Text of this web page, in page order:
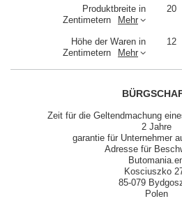
Produktbreite in
Zentimetern
Mehr
20
Höhe der Waren in
Zentimetern
Mehr
12
Zeit für die Geltendmachung
2 Jahre
garantie für Unternehmer
Adresse für
Kosciuszko
85-079
Polen